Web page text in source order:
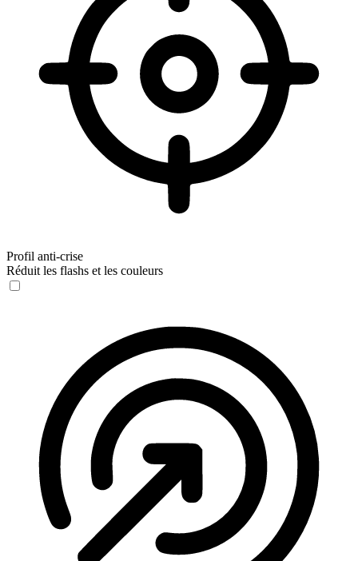
Profil anti-crise
Réduit les flashs et les couleurs